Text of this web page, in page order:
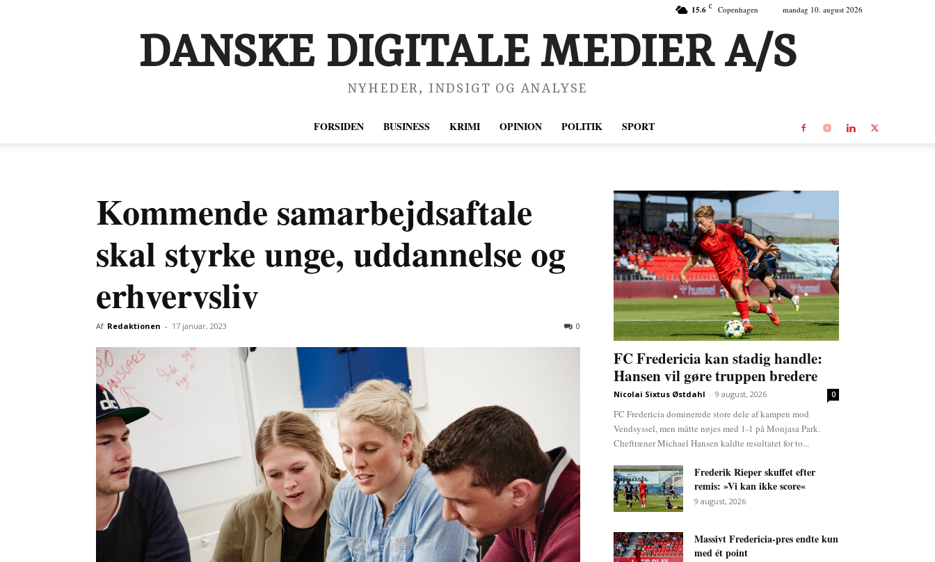
15.6 C Copenhagen mandag 10. august 2026
DANSKE DIGITALE MEDIER A/S
NYHEDER, INDSIGT OG ANALYSE
FORSIDEN BUSINESS KRIMI OPINION POLITIK SPORT
Kommende samarbejdsaftale
skal styrke unge, uddannelse og
erhvervsliv
Af Redaktionen - 17 januar, 2023 0
FC Fredericia kan stadig handle:
Hansen vil gøre truppen bredere
Nicolai Sixtus Østdahl - 9 august, 2026 0
FC Fredericia dominerede store dele af kampen mod
Vendsyssel, men måtte nøjes med 1-1 på Monjasa Park.
Cheftræner Michael Hansen kaldte resultatet for to...
Frederik Rieper skuffet efter
remis: »Vi kan ikke score«
9 august, 2026
Massivt Fredericia-pres endte kun
med ét point